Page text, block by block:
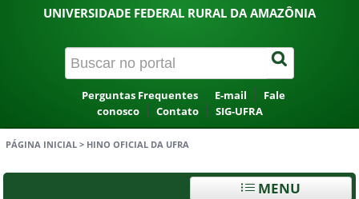
UNIVERSIDADE FEDERAL RURAL DA AMAZÔNIA
Perguntas Frequentes E-mail
Fale
conosco
Contato SIG-UFRA
PÁGINA INICIAL > HINO OFICIAL DA UFRA
MENU